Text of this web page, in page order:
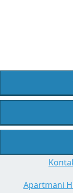
Apartmani